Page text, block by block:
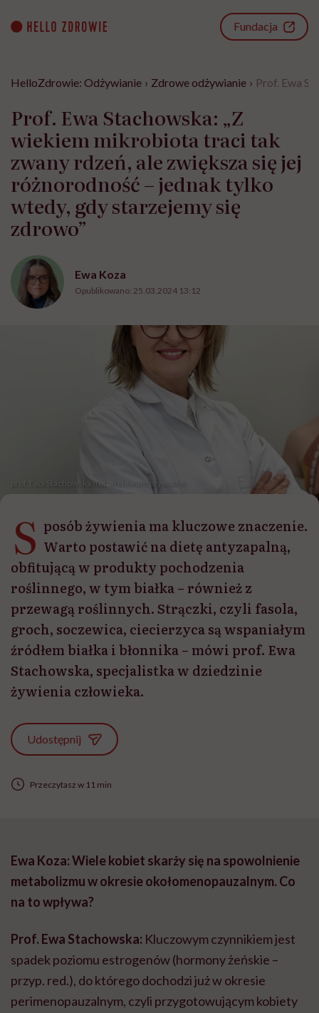
content
Fundacja
HelloZdrowie: Odżywianie › Zdrowe odżywianie › Prof. Ewa
Prof. Ewa Stachowska: „Z
wiekiem mikrobiota traci tak
zwany rdzeń, ale zwiększa się jej
różnorodność – jednak tylko
wtedy, gdy starzejemy się
zdrowo”
Ewa Koza
Opublikowano: 25.03.2024 13:12
prof. Ewa Stachowska /fot. archiwum prywatne
S posób żywienia ma kluczowe znaczenie.
Warto postawić na dietę antyzapalną,
obfitującą w produkty pochodzenia
roślinnego, w tym białka – również z
przewagą roślinnych. Strączki, czyli fasola,
groch, soczewica, ciecierzyca są wspaniałym
źródłem białka i błonnika – mówi prof. Ewa
Stachowska, specjalistka w dziedzinie
żywienia człowieka.
Udostępnij
Przeczytasz w 11 min
Ewa Koza: Wiele kobiet skarży się na spowolnienie
metabolizmu w okresie okołomenopauzalnym. Co
na to wpływa?
Prof. Ewa Stachowska: Kluczowym czynnikiem jest
spadek poziomu estrogenów (hormony żeńskie –
przyp. red.), do którego dochodzi już w okresie
perimenopauzalnym, czyli przygotowującym kobiety